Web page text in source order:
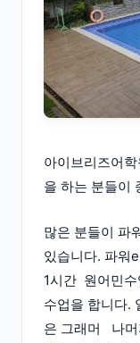
아이브리즈어
을 하는 분들이
많은 분들이 파
있습니다. 파워
1시간 원어민
수업을 합니다.
은 그래머 나머